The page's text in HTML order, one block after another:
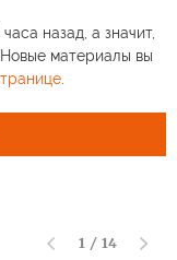
назад, а значит,
материалы вы
.
1 / 14